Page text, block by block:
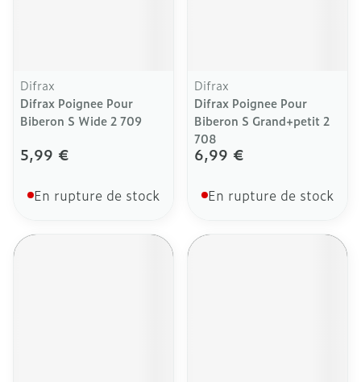
Difrax
Difrax Poignee Pour
Biberon S Wide 2 709
5,99 €
En rupture de stock
Difrax
Difrax Poignee Pour
Biberon S Grand+petit 2
708
6,99 €
En rupture de stock